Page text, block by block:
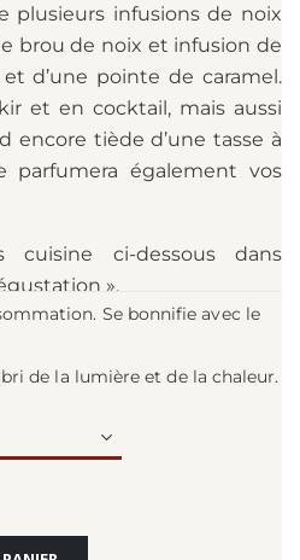
plusieurs infusions de noix
brou de noix et infusion de
d’une pointe de caramel.
et en cocktail, mais aussi
encore tiède d’une tasse à
parfumera également vos
cuisine ci-dessous dans
».
Se bonnifie avec le
de la lumière et de la chaleur.